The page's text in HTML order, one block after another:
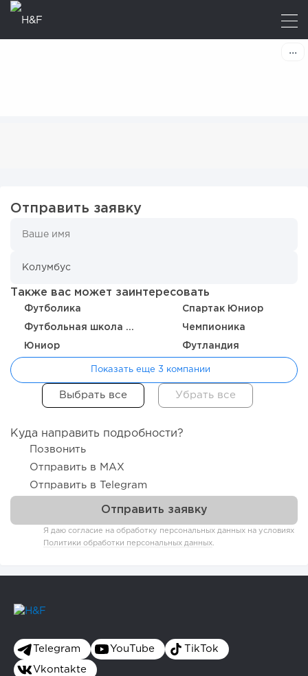
Отправить заявку
Также вас может заинтересовать
Футболика Спартак Юниор
Футбольная школа Динамо Чемпионика
Юниор Футландия
Показать еще 3 компании
Куда направить подробности?
Позвонить
Отправить в MAX
Отправить в Telegram
Я даю согласие на обработку персональных данных на условиях
Политики обработки персональных данных.
Telegram YouTube TikTok
Vkontakte